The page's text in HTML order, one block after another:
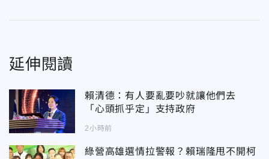
延伸閱讀
賴清德：有人要亂要吵就讓他們去
「心頭抓乎定」支持政府
2小時前
綠營高雄選情拉警報？賴瑞隆甩不開柯